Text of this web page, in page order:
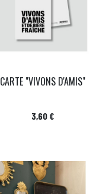
CARTE "VIVONS D'AMIS"
Prix
3,60 €